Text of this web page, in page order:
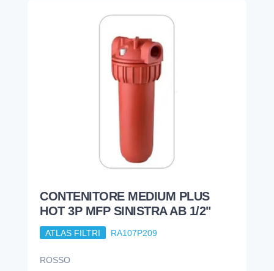
CONTENITORE MEDIUM PLUS
HOT 3P MFP SINISTRA AB 1/2"
ATLAS FILTRI RA107P209
ROSSO